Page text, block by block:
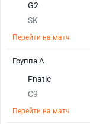
G2
SK
Перейти на матч
Fnatic
C9
Перейти на матч
Группа А